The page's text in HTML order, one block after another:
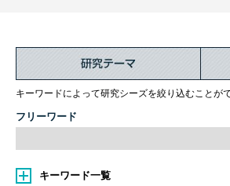
キーワードによって研究シーズを絞り込むことが
フリーワード
キーワード一覧